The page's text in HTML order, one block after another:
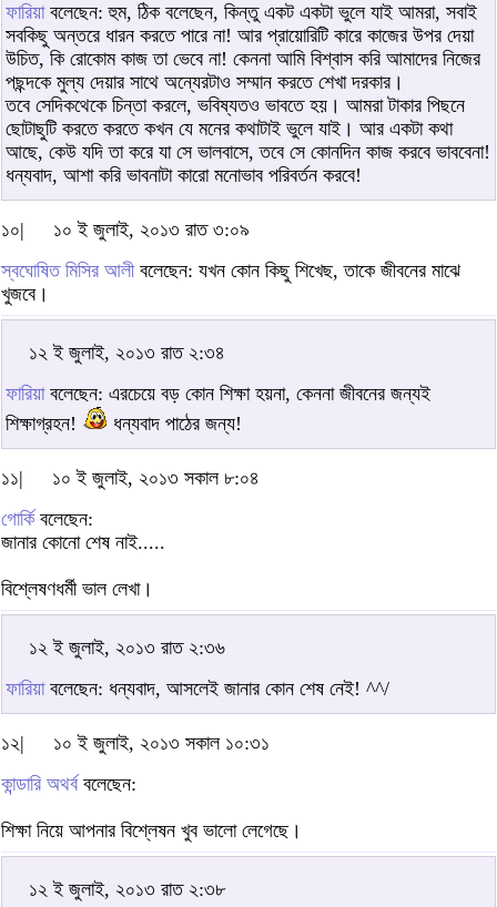
ফারিয়াবলেছেন: হুম, ঠিক বলেছেন, কিন্তু একট একটা ভুলে যাই আমরা, সবাই
সবকিছু অন্তরে ধারন করতে পারে না! আর প্রায়োরিটি কারে কাজের উপর দেয়া
উচিত, কি রোকোম কাজ তা ভেবে না! কেননা আমি বিশ্বাস করি আমাদের নিজের
পছন্দকে মুল্য দেয়ার সাথে অন্যেরটাও সম্মান করতে শেখা দরকার।
তবে সেদিকথেকে চিন্তা করলে, ভবিষ্যতও ভাবতে হয়। আমরা টাকার পিছনে
ছোটাছুটি করতে করতে কখন যে মনের কথাটাই ভুলে যাই। আর একটা কথা
আছে, কেউ যদি তা করে যা সে ভালবাসে, তবে সে কোনদিন কাজ করবে ভাববেনা!
ধন্যবাদ, আশা করি ভাবনাটা কারো মনোভাব পরিবর্তন করবে!
১০|
১০ ই জুলাই, ২০১৩ রাত ৩:০৯
স্বঘোষিত মিসির আলীবলেছেন: যখন কোন কিছু শিখেছ, তাকে জীবনের মাঝে
খুজবে।
১২ ই জুলাই, ২০১৩ রাত ২:৩৪
ফারিয়াবলেছেন: এরচেয়ে বড় কোন শিক্ষা হয়না, কেননা জীবনের জন্যই
শিক্ষাগ্রহন!
ধন্যবাদ পাঠের জন্য!
১১|
১০ ই জুলাই, ২০১৩ সকাল ৮:০৪
গোর্কিবলেছেন:
জানার কোনো শেষ নাই.....
বিশ্লেষণধর্মী ভাল লেখা।
১২ ই জুলাই, ২০১৩ রাত ২:৩৬
ফারিয়াবলেছেন: ধন্যবাদ, আসলেই জানার কোন শেষ নেই! ^^/
১২|
১০ ই জুলাই, ২০১৩ সকাল ১০:৩১
কান্ডারি অথর্ব বলেছেন:
শিক্ষা নিয়ে আপনার বিশ্লেষন খুব ভালো লেগেছে।
১২ ই জুলাই, ২০১৩ রাত ২:৩৮